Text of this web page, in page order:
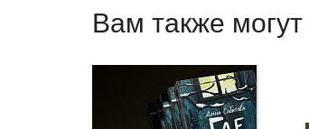
Вам также